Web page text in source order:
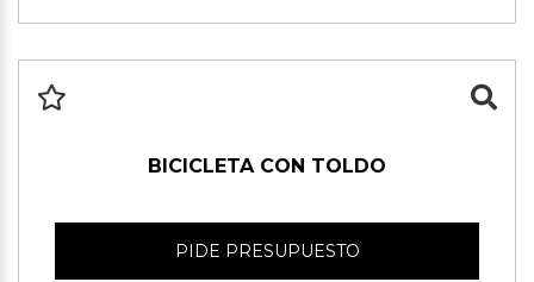
BICICLETA CON TOLDO
PIDE PRESUPUESTO